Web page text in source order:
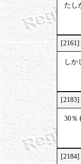
たし
[2161]
しか
[2183]
30％
[2184]